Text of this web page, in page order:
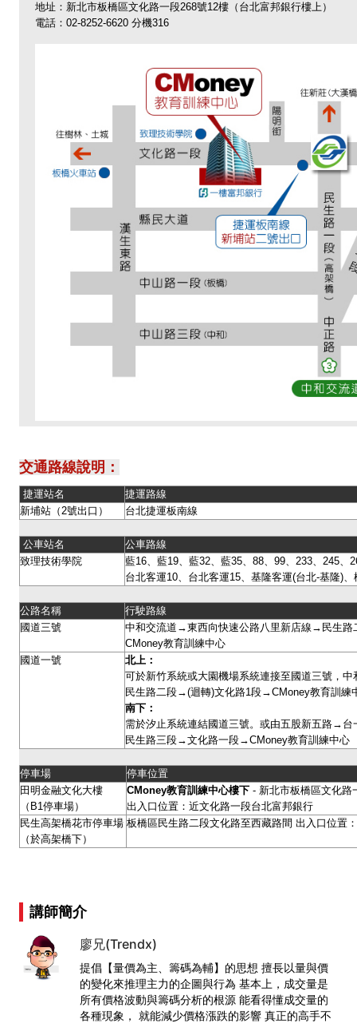
地址：新北市板橋區文化路一段268號12樓（台北富邦銀行樓上）
電話：02-8252-6620 分機316
交通路線說明：
捷運站名
捷運路線
新埔站（2號出口）
台北捷運板南線
公車站名
公車路線
致理技術學院
藍16、藍19、藍32、藍35、88、99、233、245、
台北客運10、台北客運15、基隆客運(台北-基隆)
公路名稱
行駛路線
國道三號
中和交流道→東西向快速公路八里新店線→民生
CMoney教育訓練中心
國道一號
北上：
可於新竹系統或大園機場系統連接至國道三號，
民生路二段→(迴轉)文化路1段→CMoney教育訓練
南下：
需於汐止系統連結國道三號。或由五股新五路
民生路三段→文化路一段→CMoney教育訓練中心
停車場
停車位置
田明金融文化大樓
（B1停車場）
CMoney教育訓練中心樓下 - 新北市板橋區文化路
出入口位置：近文化路一段台北富邦銀行
民生高架橋花市停車場
（於高架橋下）
板橋區民生路二段文化路至西藏路間 出入口位置
講師簡介
廖兄(Trendx)
提倡【量價為主、籌碼為輔】的思想 擅長以量與價
的變化來推理主力的企圖與行為 基本上，成交量是
所有價格波動與籌碼分析的根源 能看得懂成交量的
各種現象， 就能減少價格漲跌的影響 真正的高手不